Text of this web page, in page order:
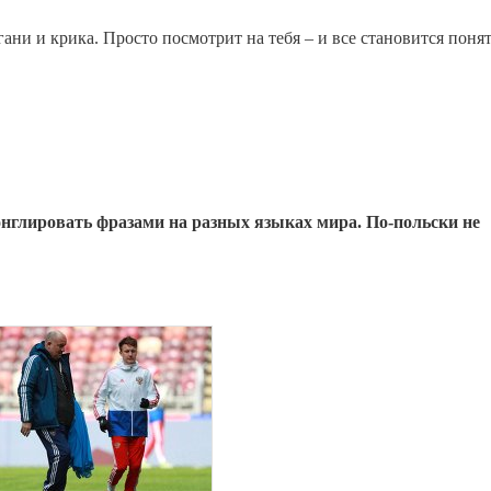
и крика. Просто посмотрит на тебя – и все становится
фразами на разных языках мира. По-польски не